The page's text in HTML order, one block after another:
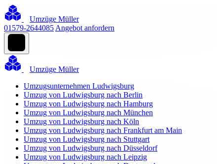
Umzüge Müller
01579-2644085 Angebot anfordern
Umzüge Müller
Umzugsunternehmen Ludwigsburg
Umzug von Ludwigsburg nach Berlin
Umzug von Ludwigsburg nach Hamburg
Umzug von Ludwigsburg nach München
Umzug von Ludwigsburg nach Köln
Umzug von Ludwigsburg nach Frankfurt am Main
Umzug von Ludwigsburg nach Stuttgart
Umzug von Ludwigsburg nach Düsseldorf
Umzug von Ludwigsburg nach Leipzig